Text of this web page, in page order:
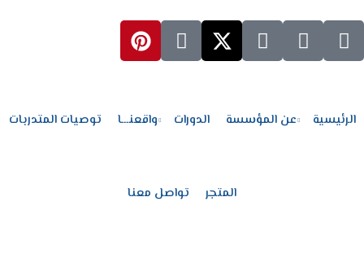
الرئيسية عن المؤسسة الدورات واقعنـــا توصيات المتدربات
المتجر تواصل معنا
Sign in
Sign up
Don’t have an account?